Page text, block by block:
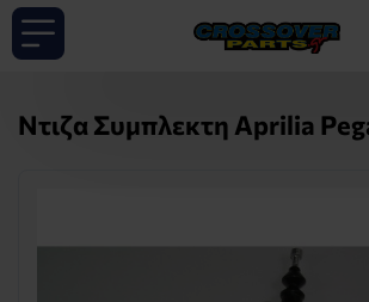
Ντιζα Συμπλεκτη Aprilia